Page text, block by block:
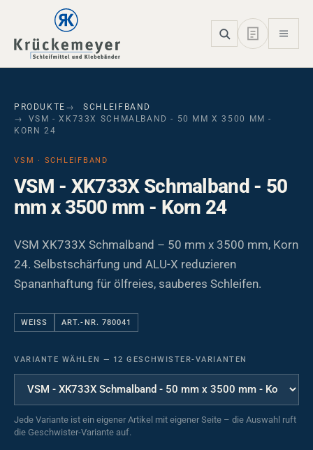
Skip to main navigation
Skip to main content
Skip to page footer
PRODUKTE
SCHLEIFBAND
VSM - XK733X SCHMALBAND - 50 MM X 3500 MM -
KORN 24
VSM · SCHLEIFBAND
VSM - XK733X Schmalband - 50
mm x 3500 mm - Korn 24
VSM XK733X Schmalband – 50 mm x 3500 mm, Korn
24. Selbstschärfung und ALU-X reduzieren
Spananhaftung für ölfreies, sauberes Schleifen.
WEISS ART.-NR. 780041
VARIANTE WÄHLEN — 12 GESCHWISTER-VARIANTEN
Jede Variante ist ein eigener Artikel mit eigener Seite – die Auswahl ruft
die Geschwister-Variante auf.